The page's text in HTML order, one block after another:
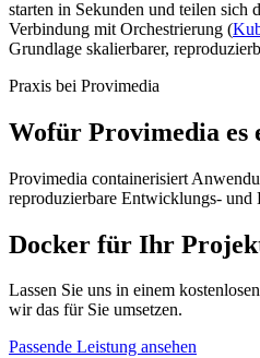
starten in Sekunden und teilen sich
Verbindung mit Orchestrierung (
Grundlage skalierbarer,
Praxis bei Provimedia
Wofür Provimedia es
Provimedia containerisiert
reproduzierbare Entwicklungs- und
Docker für Ihr
Lassen Sie uns in einem
wir das für Sie umsetzen.
Passende Leistung ansehen